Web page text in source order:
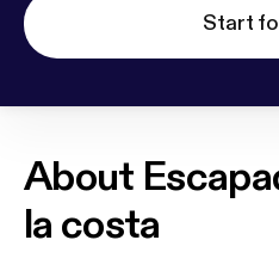
Start
About
la costa